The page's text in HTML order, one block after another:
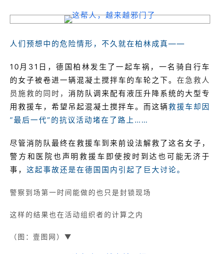
人们预想中的危险情形，不久就在柏林成真——
10月31日，德国柏林发生了一起车祸，一名骑自行车
的女子被卷进一辆混凝土搅拌车的车轮之下。 在急救人
员施救的同时， 消防队调来配有液压升降系统的大型专
用救援车，希望吊起混凝土搅拌车。而这辆救援车却因
“最后一代”的抗议活动堵在了路上……
尽管消防队最终在救援车到来前设法解救了这名女子，
警方和医院也声明救援车即使按时到达也可能无济于
事， 这起事故还是在德国国内引起了巨大讨论。
警察到场第一时间能做的也只是封锁现场
这样的结果也在活动组织者的计算之内
（图：壹图网）▼